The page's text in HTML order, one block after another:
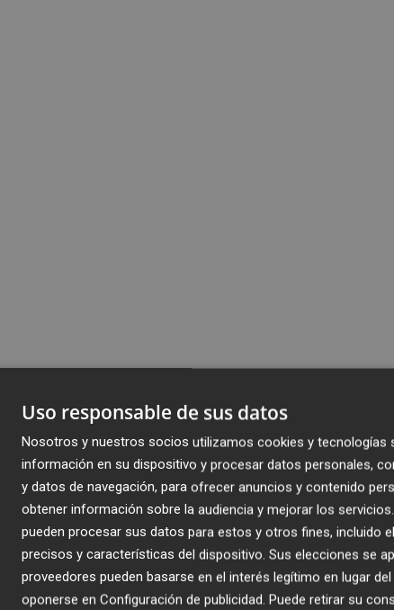
Uso responsable de sus datos
Nosotros y nuestros socios utilizamos cookies y tecnologías
información en su dispositivo y procesar datos personales,
y datos de navegación, para ofrecer anuncios y contenido
obtener información sobre la audiencia y mejorar los servicios.
pueden procesar sus datos para estos y otros fines, incluido
precisos y características del dispositivo. Sus elecciones se
proveedores pueden basarse en el interés legítimo en lugar
oponerse en Configuración de publicidad. Puede retirar su